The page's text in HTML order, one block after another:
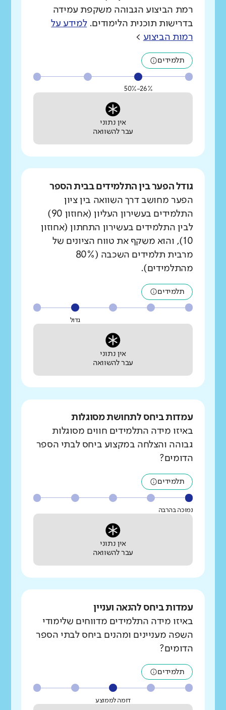
רמת הביצוע הגבוהה משקפת עמידה
בדרישות תוכנית הלימודים.למידע על
רמות הביצוע >
תלמידים
26%-50%
אין נתוני
עבר להשוואה
גודל הפער בין התלמידים בבית הספר
הפער מחושב דרך השוואה בין ציון
התלמידים בעשירון העליון (אחוזון 90)
לבין התלמידים בעשירון התחתון (אחוזון
10), והוא משקף את טווח הציונים של
מרבית תלמידים השכבה (80%
מהתלמידים).
תלמידים
גדול
אין נתוני
עבר להשוואה
עמדות ביחס לתחושת מסוגלות
באיזו מידה התלמידים חווים מסוגלות
גבוהה והצלחה במקצוע ביחס לבתי הספר
הדומים?
תלמידים
נמוכה בהרבה
אין נתוני
עבר להשוואה
עמדות ביחס להנאה ועניין
באיזו מידה התלמידים מדווחים שלימודי
השפה מעניינים ומהנים ביחס לבתי הספר
הדומים?
תלמידים
דומה לממוצע